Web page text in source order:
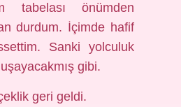
tabelası önümden
durdum. İçimde hafif
Sanki yolculuk
gibi.
geri geldi.